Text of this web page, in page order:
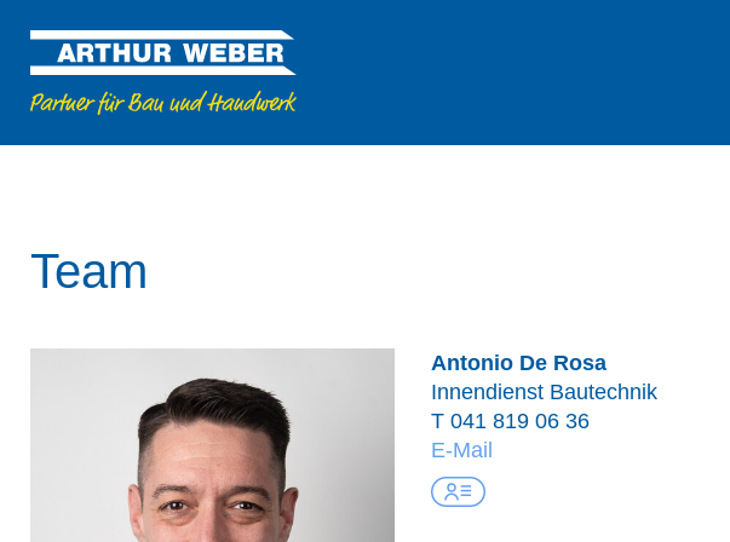
Team
Antonio De Rosa
Innendienst Bautechnik
T 041 819 06 36
E-Mail